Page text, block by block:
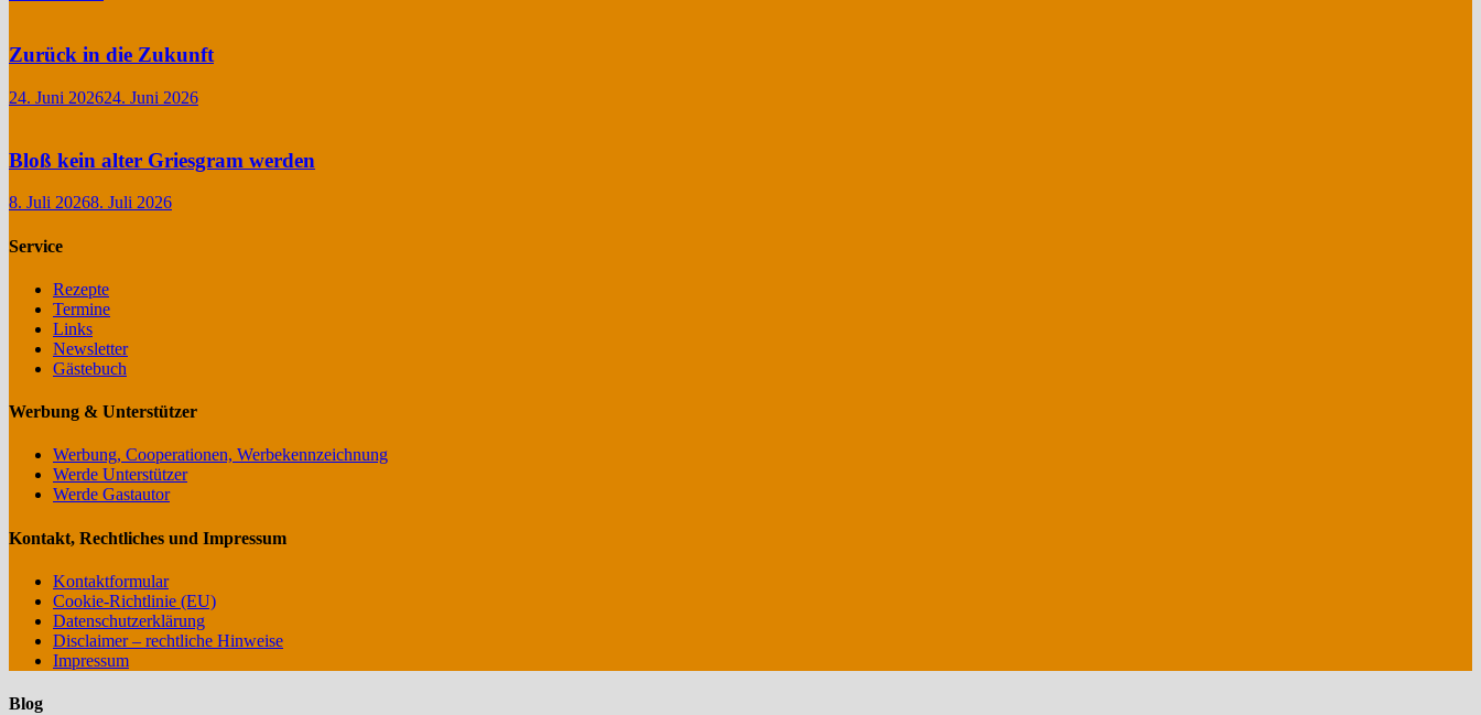
Zurück in die Zukunft
24. Juni 202624. Juni 2026
Bloß kein alter Griesgram werden
8. Juli 20268. Juli 2026
Service
Rezepte
Termine
Links
Newsletter
Gästebuch
Werbung & Unterstützer
Werbung, Cooperationen, Werbekennzeichnung
Werde Unterstützer
Werde Gastautor
Kontakt, Rechtliches und Impressum
Kontaktformular
Cookie-Richtlinie (EU)
Datenschutzerklärung
Disclaimer – rechtliche Hinweise
Impressum
Blog